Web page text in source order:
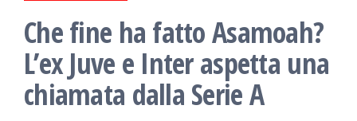
Che fine ha fatto Asamoah?
L’ex Juve e Inter aspetta una
chiamata dalla Serie A